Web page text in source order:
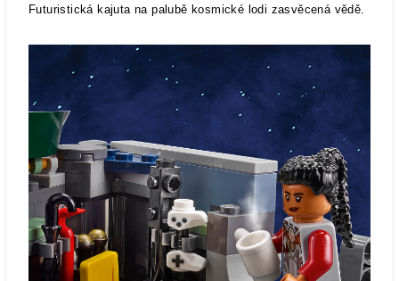
Futuristická kajuta na palubě kosmické lodi zasvěcená vědě.